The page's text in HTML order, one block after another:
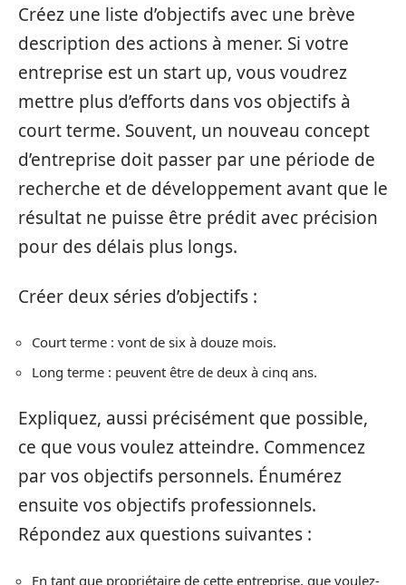
Créez une liste d’objectifs avec une brève
description des actions à mener. Si votre
entreprise est un start up, vous voudrez
mettre plus d’efforts dans vos objectifs à
court terme. Souvent, un nouveau concept
d’entreprise doit passer par une période de
recherche et de développement avant que le
résultat ne puisse être prédit avec précision
pour des délais plus longs.
Créer deux séries d’objectifs :
Court terme : vont de six à douze mois.
Long terme : peuvent être de deux à cinq ans.
Expliquez, aussi précisément que possible,
ce que vous voulez atteindre. Commencez
par vos objectifs personnels. Énumérez
ensuite vos objectifs professionnels.
Répondez aux questions suivantes :
En tant que propriétaire de cette entreprise, que voulez-